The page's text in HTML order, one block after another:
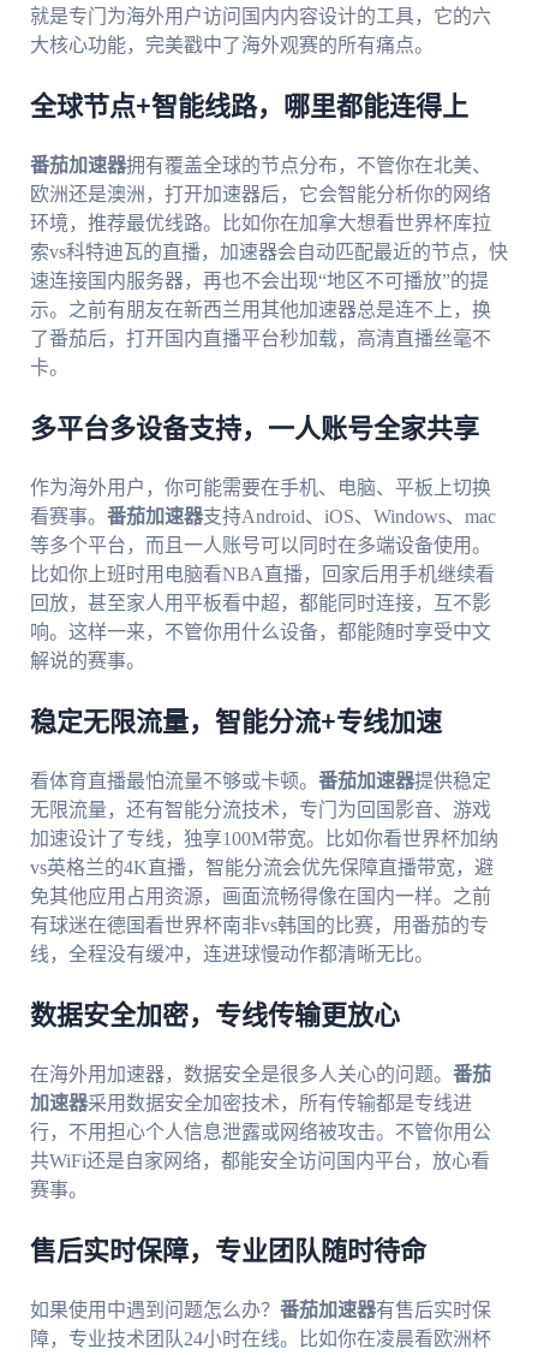
就是专门为海外用户访问国内内容设计的工具，它的六
大核心功能，完美戳中了海外观赛的所有痛点。
全球节点+智能线路，哪里都能连得上
番茄加速器拥有覆盖全球的节点分布，不管你在北美、
欧洲还是澳洲，打开加速器后，它会智能分析你的网络
环境，推荐最优线路。比如你在加拿大想看世界杯库拉
索vs科特迪瓦的直播，加速器会自动匹配最近的节点，快
速连接国内服务器，再也不会出现“地区不可播放”的提
示。之前有朋友在新西兰用其他加速器总是连不上，换
了番茄后，打开国内直播平台秒加载，高清直播丝毫不
卡。
多平台多设备支持，一人账号全家共享
作为海外用户，你可能需要在手机、电脑、平板上切换
看赛事。 番茄加速器支持Android、iOS、Windows、mac
等多个平台，而且一人账号可以同时在多端设备使用。
比如你上班时用电脑看NBA直播，回家后用手机继续看
回放，甚至家人用平板看中超，都能同时连接，互不影
响。这样一来，不管你用什么设备，都能随时享受中文
解说的赛事。
稳定无限流量，智能分流+专线加速
看体育直播最怕流量不够或卡顿。 番茄加速器提供稳定
无限流量，还有智能分流技术，专门为回国影音、游戏
加速设计了专线，独享100M带宽。比如你看世界杯加纳
vs英格兰的4K直播，智能分流会优先保障直播带宽，避
免其他应用占用资源，画面流畅得像在国内一样。之前
有球迷在德国看世界杯南非vs韩国的比赛，用番茄的专
线，全程没有缓冲，连进球慢动作都清晰无比。
数据安全加密，专线传输更放心
在海外用加速器，数据安全是很多人关心的问题。 番茄
加速器采用数据安全加密技术，所有传输都是专线进
行，不用担心个人信息泄露或网络被攻击。不管你用公
共WiFi还是自家网络，都能安全访问国内平台，放心看
赛事。
售后实时保障，专业团队随时待命
如果使用中遇到问题怎么办？ 番茄加速器有售后实时保
障，专业技术团队24小时在线。比如你在凌晨看欧洲杯